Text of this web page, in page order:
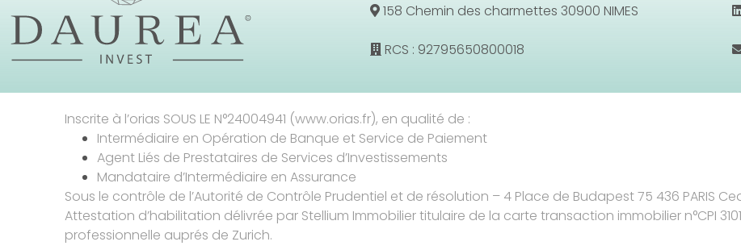
158 Chemin des charmettes 30900 NIMES
RCS : 92795650800018
Inscrite à l’orias SOUS LE N°24004941 (www.orias.fr), en qualité de :
Intermédiaire en Opération de Banque et Service de Paiement
Agent Liés de Prestataires de Services d’Investissements
Mandataire d’Intermédiaire en Assurance
Sous le contrôle de l’Autorité de Contrôle Prudentiel et de résolution – 4 Place de Budapest 75 436 PARIS
Attestation d’habilitation délivrée par Stellium Immobilier titulaire de la carte transaction immobilier n°CPI
professionnelle auprés de Zurich.